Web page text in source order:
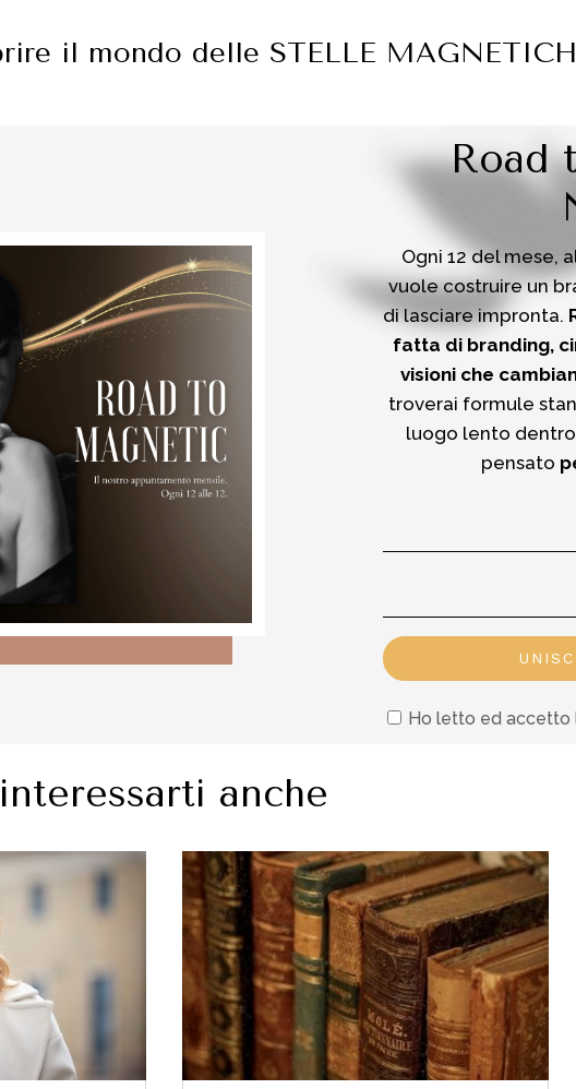
il mondo delle STELLE
Road
Ogni 12 del mese,
vuole costruire un
di lasciare impronta.
fatta di branding,
visioni che
troverai formule
luogo lento
pensato
Ho letto ed accetto
anche